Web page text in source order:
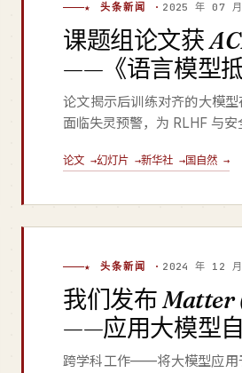
★ 头条新闻 · 2025 年 07 月
课题组论文获
——《语言模型抵
论文揭示后训练对齐的大模
面临失灵预警，为 RLHF 与安
论文 →幻灯片 →新华社 →国自然 →
★ 头条新闻 · 2024 年 12 月
我们发布Matter
——应用大模型自
跨学科工作——将大模型应用